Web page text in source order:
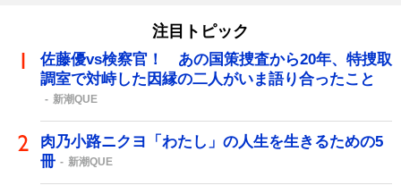
注目トピック
佐藤優vs検察官！ あの国策捜査から20年、特捜取
調室で対峙した因縁の二人がいま語り合ったこと
新潮QUE
肉乃小路ニクヨ「わたし」の人生を生きるための5
冊
新潮QUE